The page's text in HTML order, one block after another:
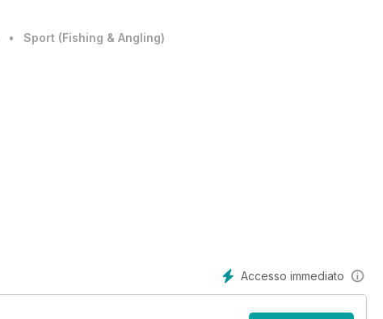
• Sport (Fishing & Angling)
Accesso immediato